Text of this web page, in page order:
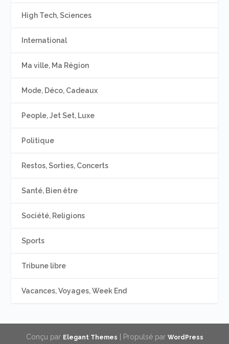
High Tech, Sciences
International
Ma ville, Ma Région
Mode, Déco, Cadeaux
People, Jet Set, Luxe
Politique
Restos, Sorties, Concerts
Santé, Bien être
Société, Religions
Sports
Tribune libre
Vacances, Voyages, Week End
Conçu par Elegant Themes | Propulsé par WordPress